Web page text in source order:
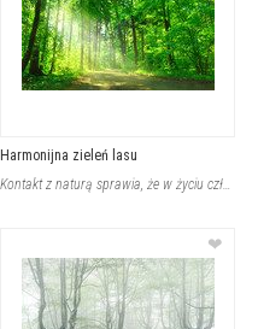
Harmonijna zieleń lasu
Kontakt z naturą sprawia, że w życiu człowieka pojawia się harmonia i równowaga.
❤